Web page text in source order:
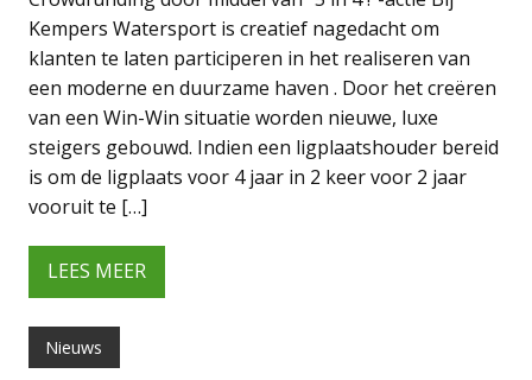
Kempers Watersport is creatief nagedacht om
klanten te laten participeren in het realiseren van
een moderne en duurzame haven . Door het creëren
van een Win-Win situatie worden nieuwe, luxe
steigers gebouwd. Indien een ligplaatshouder bereid
is om de ligplaats voor 4 jaar in 2 keer voor 2 jaar
vooruit te […]
LEES MEER
Nieuws